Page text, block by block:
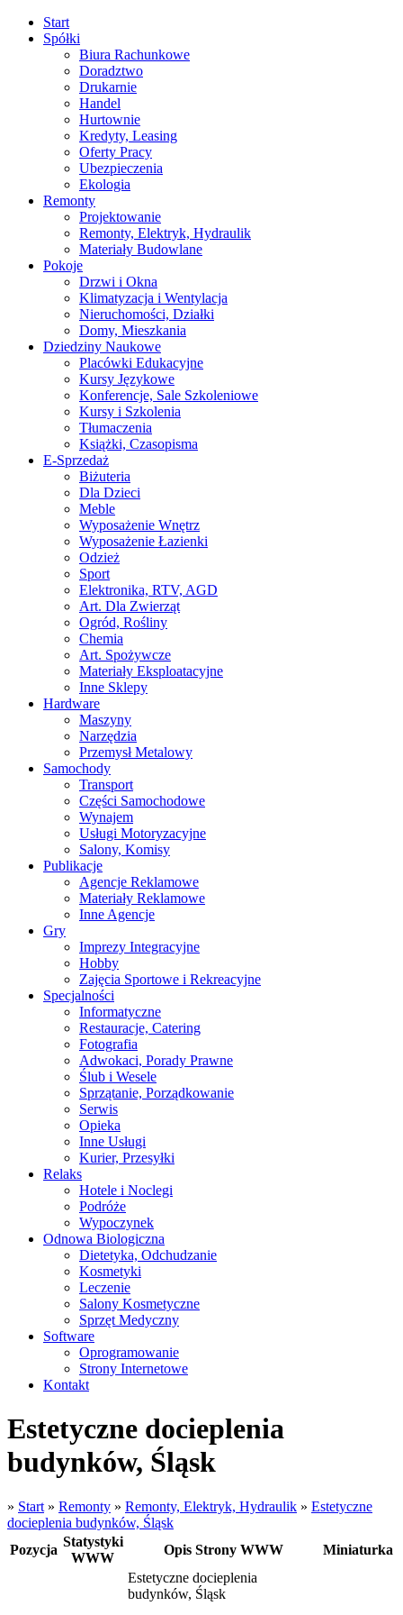
Start
Spółki
Biura Rachunkowe
Doradztwo
Drukarnie
Handel
Hurtownie
Kredyty, Leasing
Oferty Pracy
Ubezpieczenia
Ekologia
Remonty
Projektowanie
Remonty, Elektryk, Hydraulik
Materiały Budowlane
Pokoje
Drzwi i Okna
Klimatyzacja i Wentylacja
Nieruchomości, Działki
Domy, Mieszkania
Dziedziny Naukowe
Placówki Edukacyjne
Kursy Językowe
Konferencje, Sale Szkoleniowe
Kursy i Szkolenia
Tłumaczenia
Książki, Czasopisma
E-Sprzedaż
Biżuteria
Dla Dzieci
Meble
Wyposażenie Wnętrz
Wyposażenie Łazienki
Odzież
Sport
Elektronika, RTV, AGD
Art. Dla Zwierząt
Ogród, Rośliny
Chemia
Art. Spożywcze
Materiały Eksploatacyjne
Inne Sklepy
Hardware
Maszyny
Narzędzia
Przemysł Metalowy
Samochody
Transport
Części Samochodowe
Wynajem
Usługi Motoryzacyjne
Salony, Komisy
Publikacje
Agencje Reklamowe
Materiały Reklamowe
Inne Agencje
Gry
Imprezy Integracyjne
Hobby
Zajęcia Sportowe i Rekreacyjne
Specjalności
Informatyczne
Restauracje, Catering
Fotografia
Adwokaci, Porady Prawne
Ślub i Wesele
Sprzątanie, Porządkowanie
Serwis
Opieka
Inne Usługi
Kurier, Przesyłki
Relaks
Hotele i Noclegi
Podróże
Wypoczynek
Odnowa Biologiczna
Dietetyka, Odchudzanie
Kosmetyki
Leczenie
Salony Kosmetyczne
Sprzęt Medyczny
Software
Oprogramowanie
Strony Internetowe
Kontakt
Estetyczne docieplenia
budynków, Śląsk
» Start » Remonty » Remonty, Elektryk, Hydraulik » Estetyczne
docieplenia budynków, Śląsk
Pozycja
Statystyki
WWW
Opis Strony WWW Miniaturka
Estetyczne docieplenia
budynków, Śląsk